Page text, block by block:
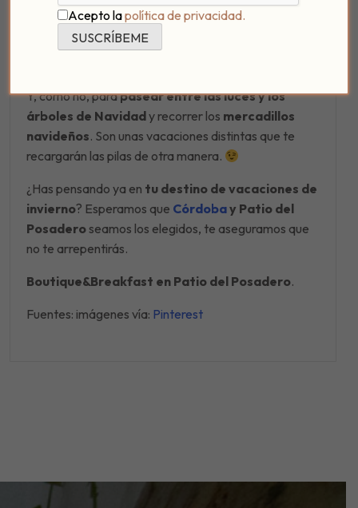
espectáculoses muy completa y además hay
pocos turistas.
Y, cómo no, parapasear entre las luces y los
árboles de Navidady recorrer los mercadillos
navideños. Son unas vacaciones distintas que te
recargarán las pilas de otra manera.
¿Has pensando ya en tu destino de vacaciones de
invierno? Esperamos que Córdobay Patio del
Posaderoseamos los elegidos, te aseguramos que
no te arrepentirás.
Boutique&Breakfast en Patio del Posadero.
Fuentes: imágenes vía: Pinterest
Acepto lapolítica de privacidad.